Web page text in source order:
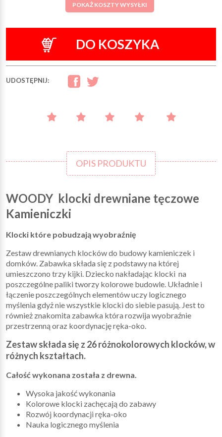
POKAŻ KOSZTY WYSYŁKI
DO KOSZYKA
UDOSTĘPNIJ:
OPIS PRODUKTU
WOODY klocki drewniane tęczowe
Kamieniczki
Klocki które pobudzają wyobraźnię
Zestaw drewnianych klocków do budowy kamieniczek i
domków. Zabawka składa się z podstawy na której
umieszczono trzy kijki. Dziecko nakładając klocki na
poszczególne paliki tworzy kolorowe budowle. Układnie i
łączenie poszczególnych elementów uczy logicznego
myślenia gdyż nie wszystkie klocki do siebie pasują. Jest to
również znakomita zabawka która rozwija wyobraźnie
przestrzenną oraz koordynację ręka-oko.
Zestaw składa się z 26 różnokolorowych klocków, w
różnych kształtach.
Całość wykonana została z drewna.
Wysoka jakość wykonania
Kolorowe klocki zachęcają do zabawy
Rozwój koordynacji ręka-oko
Nauka logicznego myślenia